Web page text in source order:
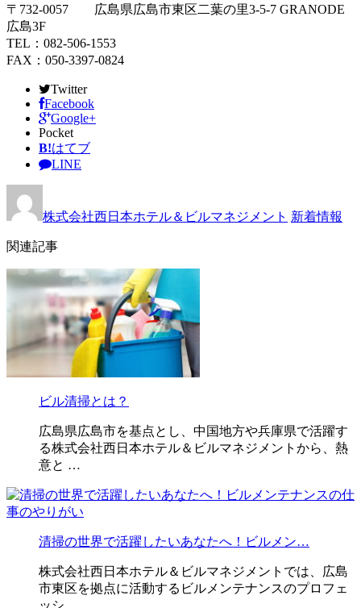
〒732-0057 広島県広島市東区二葉の里3-5-7 GRANODE
広島3F
TEL：082-506-1553
FAX：050-3397-0824
Twitter
Facebook
Google+
Pocket
B!はてブ
LINE
株式会社西日本ホテル＆ビルマネジメント 新着情報
関連記事
ビル清掃とは？
広島県広島市を基点とし、中国地方や兵庫県で活躍す
る株式会社西日本ホテル＆ビルマネジメントから、熱
意と …
清掃の世界で活躍したいあなたへ！ビルメン…
株式会社西日本ホテル＆ビルマネジメントでは、広島
市東区を拠点に活動するビルメンテナンスのプロフェ